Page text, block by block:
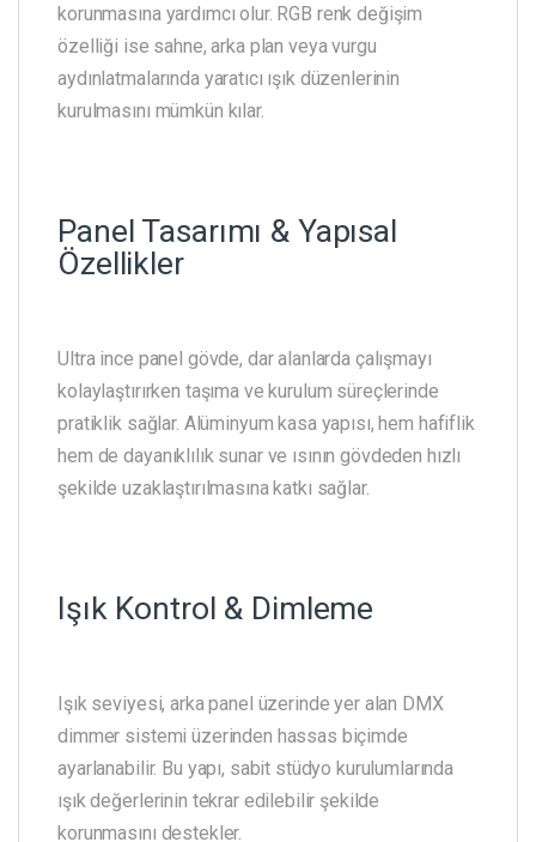
korunmasına yardımcı olur. RGB renk değişim
özelliği ise sahne, arka plan veya vurgu
aydınlatmalarında yaratıcı ışık düzenlerinin
kurulmasını mümkün kılar.
Panel Tasarımı & Yapısal
Özellikler
Ultra ince panel gövde, dar alanlarda çalışmayı
kolaylaştırırken taşıma ve kurulum süreçlerinde
pratiklik sağlar. Alüminyum kasa yapısı, hem hafiflik
hem de dayanıklılık sunar ve ısının gövdeden hızlı
şekilde uzaklaştırılmasına katkı sağlar.
Işık Kontrol & Dimleme
Işık seviyesi, arka panel üzerinde yer alan DMX
dimmer sistemi üzerinden hassas biçimde
ayarlanabilir. Bu yapı, sabit stüdyo kurulumlarında
ışık değerlerinin tekrar edilebilir şekilde
korunmasını destekler.